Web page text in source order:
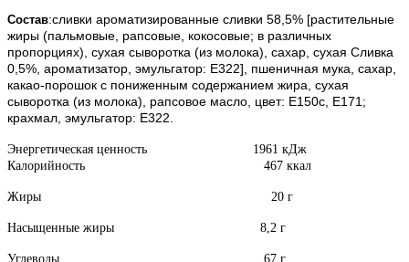
Состав:сливки ароматизированные сливки 58,5% [растительные
жиры (пальмовые, рапсовые, кокосовые; в различных
пропорциях), сухая сыворотка (из молока), сахар, сухая Сливка
0,5%, ароматизатор, эмульгатор: E322], пшеничная мука, сахар,
какао-порошок с пониженным содержанием жира, сухая
сыворотка (из молока), рапсовое масло, цвет: E150c, E171;
крахмал, эмульгатор: E322.
Энергетическая ценность 1961 кДж
Калорийность 467 ккал
Жиры 20 г
Насыщенные жиры 8,2 г
Углеводы 67 г